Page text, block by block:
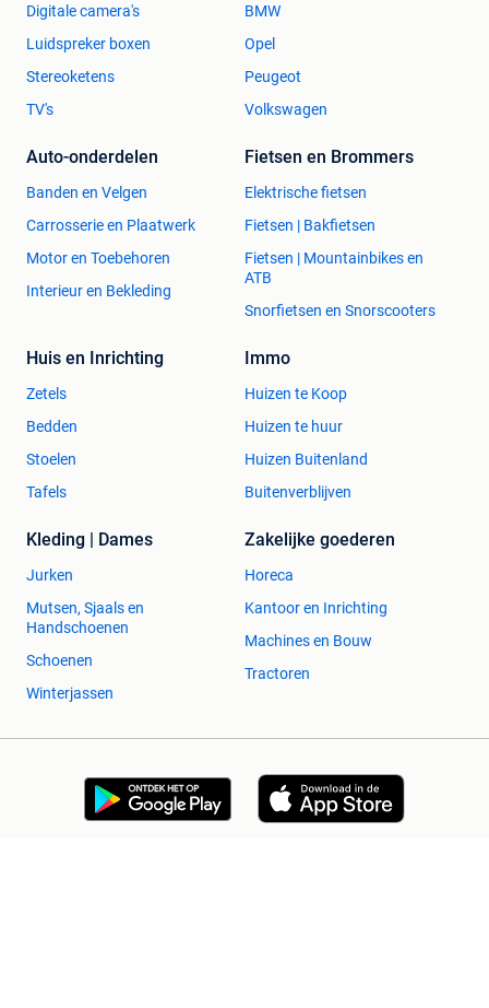
kantoor inrichtingen
Digitale camera's
Luidspreker boxen
Stereoketens
TV's
BMW
Opel
Peugeot
Volkswagen
Auto-onderdelen
Banden en Velgen
Carrosserie en Plaatwerk
Motor en Toebehoren
Interieur en Bekleding
Fietsen en Brommers
Elektrische fietsen
Fietsen | Bakfietsen
Fietsen | Mountainbikes en
ATB
Snorfietsen en Snorscooters
Huis en Inrichting
Zetels
Bedden
Stoelen
Tafels
Immo
Huizen te Koop
Huizen te huur
Huizen Buitenland
Buitenverblijven
Kleding | Dames
Jurken
Mutsen, Sjaals en
Handschoenen
Schoenen
Winterjassen
Zakelijke goederen
Horeca
Kantoor en Inrichting
Machines en Bouw
Tractoren